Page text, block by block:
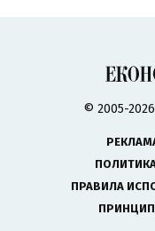
© 2005-
ПРАВИЛА